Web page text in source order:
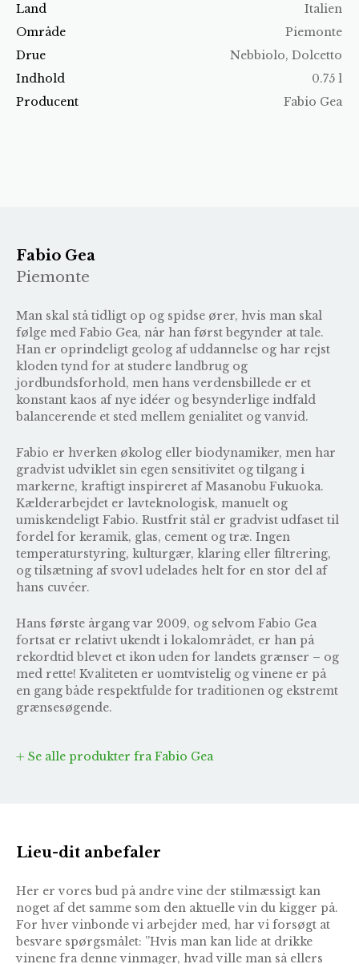
Land
Italien
Område
Piemonte
Drue
Nebbiolo, Dolcetto
Indhold
0.75 l
Producent
Fabio Gea
Fabio Gea
Piemonte
Man skal stå tidligt op og spidse ører, hvis man skal
følge med Fabio Gea, når han først begynder at tale.
Han er oprindeligt geolog af uddannelse og har rejst
kloden tynd for at studere landbrug og
jordbundsforhold, men hans verdensbillede er et
konstant kaos af nye idéer og besynderlige indfald
balancerende et sted mellem genialitet og vanvid.
Fabio er hverken økolog eller biodynamiker, men har
gradvist udviklet sin egen sensitivitet og tilgang i
markerne, kraftigt inspireret af Masanobu Fukuoka.
Kælderarbejdet er lavteknologisk, manuelt og
umiskendeligt Fabio. Rustfrit stål er gradvist udfaset til
fordel for keramik, glas, cement og træ. Ingen
temperaturstyring, kulturgær, klaring eller filtrering,
og tilsætning af svovl udelades helt for en stor del af
hans cuvéer.
Hans første årgang var 2009, og selvom Fabio Gea
fortsat er relativt ukendt i lokalområdet, er han på
rekordtid blevet et ikon uden for landets grænser – og
med rette! Kvaliteten er uomtvistelig og vinene er på
en gang både respektfulde for traditionen og ekstremt
grænsesøgende.
Se alle produkter fra Fabio Gea
Lieu-dit anbefaler
Her er vores bud på andre vine der stilmæssigt kan
noget af det samme som den aktuelle vin du kigger på.
For hver vinbonde vi arbejder med, har vi forsøgt at
besvare spørgsmålet: ”Hvis man kan lide at drikke
vinene fra denne vinmager, hvad ville man så ellers